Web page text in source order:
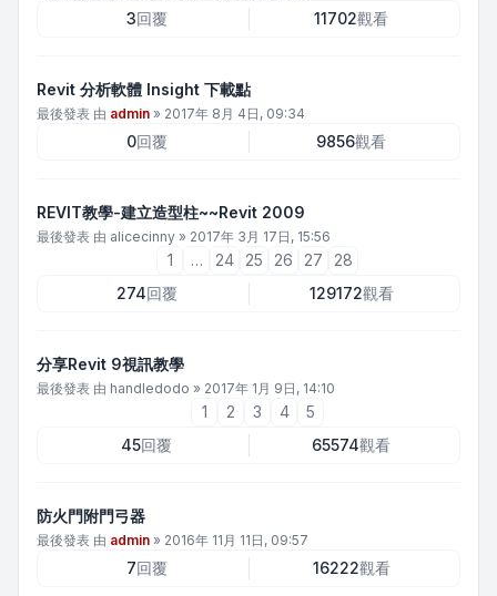
3回覆 11702觀看
Revit 分析軟體 Insight 下載點
最後發表 由 admin » 2017年 8月 4日, 09:34
0回覆 9856觀看
REVIT教學-建立造型柱~~Revit 2009
最後發表 由 alicecinny » 2017年 3月 17日, 15:56
1 … 24 25 26 27
28
274回覆 129172觀看
分享Revit 9視訊教學
最後發表 由 handledodo » 2017年 1月 9日, 14:10
1 2 3 4
5
45回覆 65574觀看
防火門附門弓器
最後發表 由 admin » 2016年 11月 11日, 09:57
7回覆 16222觀看